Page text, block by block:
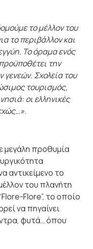
το μέλλον του
το περιβάλλον και
Το όραμα ενός
την
Σχολεία του
τουρισμός,
οι ελληνικές
μεγάλη προθυμία
αντικείμενο το
του πλανήτη
Flore”, το οποίο
να πηγαίνει
φυτά… όπου